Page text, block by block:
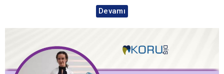
Devamı